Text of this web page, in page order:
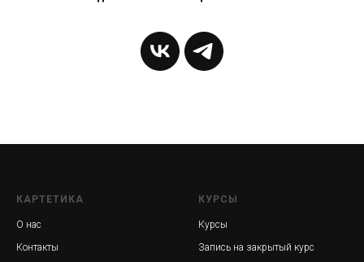
КАРТЕТИКА
О нас
Контакты
КУРСЫ
Курсы
Запись на закрытый курс